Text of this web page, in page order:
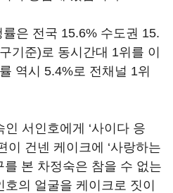
률은 전국 15.6% 수도권 15.
기준)로 동시간대 1위를 이
역시 5.4%로 전채널 1위
서인호에게 ‘사이다 응
이 건넨 케이크에 ‘사랑하는
를 본 차정숙은 참을 수 없는
호의 얼굴을 케이크로 짓이